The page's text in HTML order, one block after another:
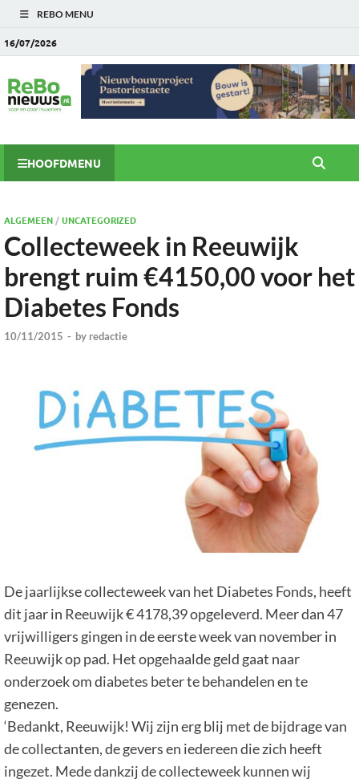
REBO MENU
16/07/2026
HOOFDMENU
ALGEMEEN/UNCATEGORIZED
Collecteweek in Reeuwijk
brengt ruim €4150,00 voor het
Diabetes Fonds
10/11/2015 - by redactie
De jaarlijkse collecteweek van het Diabetes Fonds, heeft
dit jaar in Reeuwijk € 4178,39 opgeleverd. Meer dan 47
vrijwilligers gingen in de eerste week van november in
Reeuwijk op pad. Het opgehaalde geld gaat naar
onderzoek om diabetes beter te behandelen en te
genezen.
‘Bedankt, Reeuwijk! Wij zijn erg blij met de bijdrage van
de collectanten, de gevers en iedereen die zich heeft
ingezet. Mede dankzij de collecteweek kunnen wij